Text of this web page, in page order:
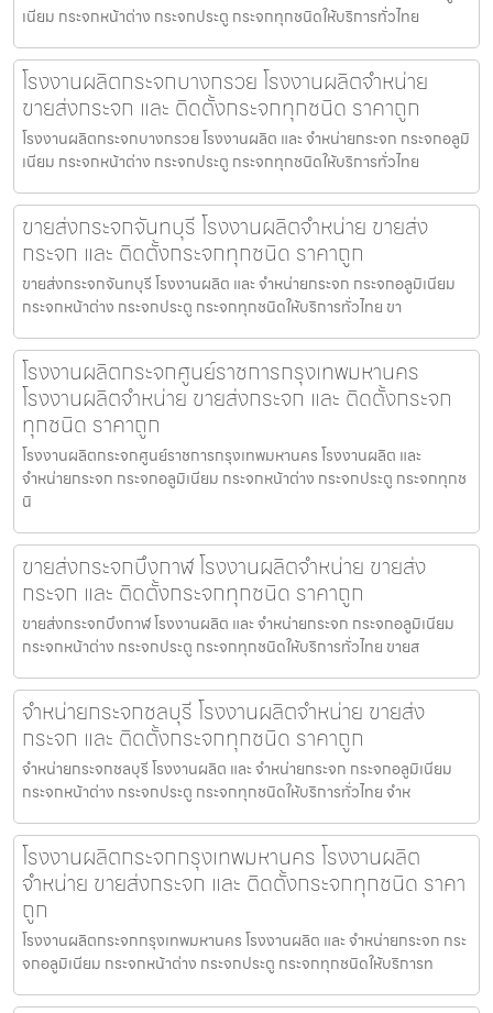
เนียม กระจกหน้าต่าง กระจกประตู กระจกทุกชนิดให้บริการทั่วไทย
โรงงานผลิตกระจกบางกรวย โรงงานผลิตจำหน่าย
ขายส่งกระจก และ ติดตั้งกระจกทุกชนิด ราคาถูก
โรงงานผลิตกระจกบางกรวย โรงงานผลิต และ จำหน่ายกระจก กระจกอลูมิ
เนียม กระจกหน้าต่าง กระจกประตู กระจกทุกชนิดให้บริการทั่วไทย
ขายส่งกระจกจันทบุรี โรงงานผลิตจำหน่าย ขายส่ง
กระจก และ ติดตั้งกระจกทุกชนิด ราคาถูก
ขายส่งกระจกจันทบุรี โรงงานผลิต และ จำหน่ายกระจก กระจกอลูมิเนียม
กระจกหน้าต่าง กระจกประตู กระจกทุกชนิดให้บริการทั่วไทย ขา
โรงงานผลิตกระจกศูนย์ราชการกรุงเทพมหานคร
โรงงานผลิตจำหน่าย ขายส่งกระจก และ ติดตั้งกระจก
ทุกชนิด ราคาถูก
โรงงานผลิตกระจกศูนย์ราชการกรุงเทพมหานคร โรงงานผลิต และ
จำหน่ายกระจก กระจกอลูมิเนียม กระจกหน้าต่าง กระจกประตู กระจกทุกช
นิ
ขายส่งกระจกบึงกาฬ โรงงานผลิตจำหน่าย ขายส่ง
กระจก และ ติดตั้งกระจกทุกชนิด ราคาถูก
ขายส่งกระจกบึงกาฬ โรงงานผลิต และ จำหน่ายกระจก กระจกอลูมิเนียม
กระจกหน้าต่าง กระจกประตู กระจกทุกชนิดให้บริการทั่วไทย ขายส
จำหน่ายกระจกชลบุรี โรงงานผลิตจำหน่าย ขายส่ง
กระจก และ ติดตั้งกระจกทุกชนิด ราคาถูก
จำหน่ายกระจกชลบุรี โรงงานผลิต และ จำหน่ายกระจก กระจกอลูมิเนียม
กระจกหน้าต่าง กระจกประตู กระจกทุกชนิดให้บริการทั่วไทย จำห
โรงงานผลิตกระจกกรุงเทพมหานคร โรงงานผลิต
จำหน่าย ขายส่งกระจก และ ติดตั้งกระจกทุกชนิด ราคา
ถูก
โรงงานผลิตกระจกกรุงเทพมหานคร โรงงานผลิต และ จำหน่ายกระจก กระ
จกอลูมิเนียม กระจกหน้าต่าง กระจกประตู กระจกทุกชนิดให้บริการท